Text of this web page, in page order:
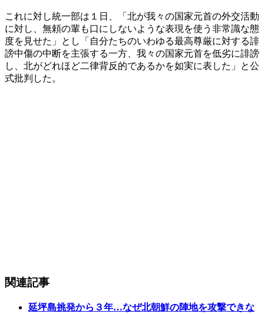
これに対し統一部は１日、「北が我々の国家元首の外交活動
に対し、無頼の輩も口にしないような表現を使う非常識な態
度を見せた」とし「自分たちのいわゆる最高尊厳に対する誹
謗中傷の中断を主張する一方、我々の国家元首を低劣に誹謗
し、北がどれほど二律背反的であるかを如実に表した」と公
式批判した。
関連記事
延坪島挑発から３年…なぜ北朝鮮の陣地を攻撃できな